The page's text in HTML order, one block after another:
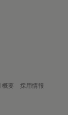
概要
採用情報